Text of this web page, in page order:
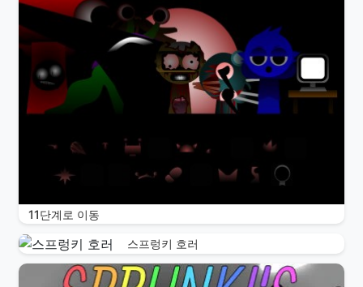
11단계로 이동
스프렁키 호러